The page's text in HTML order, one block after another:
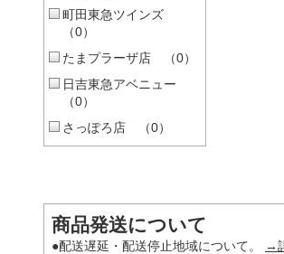
町田東急ツインズ
（0）
たまプラーザ店 （0）
日吉東急アベニュー
（0）
さっぽろ店 （0）
商品発送について
●配送遅延・配送停止地域について。 →